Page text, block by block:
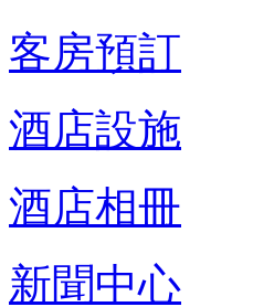
客房預訂
酒店設施
酒店相冊
新聞中心